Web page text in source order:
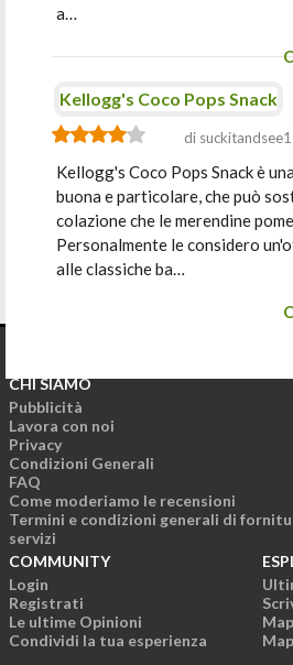
a…
Kellogg's Coco Pops Snack
di
Kellogg's Coco Pops Snack è
buona e particolare, che può
colazione che le merendine
Personalmente le considero
alle classiche ba…
CHI SIAMO
Pubblicità
Lavora con noi
Privacy
Condizioni Generali
FAQ
Come moderiamo le recensioni
Termini e condizioni generali di
servizi
COMMUNITY
Login
Registrati
Le ultime Opinioni
Condividi la tua esperienza